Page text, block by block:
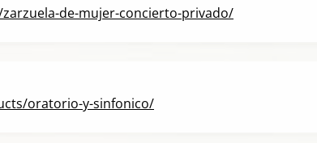
de-mujer-concierto-privado/
oratorio-y-sinfonico/